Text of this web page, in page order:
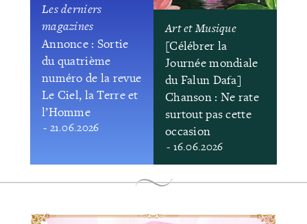
Les derniers
magazines
Annonce : Sortie
du quatrième
numéro de la revue
Le Ciel, la Terre et
l’Homme
- 21.06.2026
Art et Musique
[Célébrer la
Journée mondiale
du Falun Dafa]
Chanson : Ne rate
surtout pas cette
occasion
- 16.06.2026